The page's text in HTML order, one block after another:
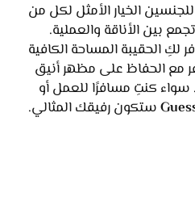
للجنسين الخيار الأمثل لكل من
بين الأناقة والعملية.
الحقيبة المساحة الكافية
مع الحفاظ على مظهر أنيق
كنتِ مسافرًا للعمل أو
ستكون رفيقك المثالي.